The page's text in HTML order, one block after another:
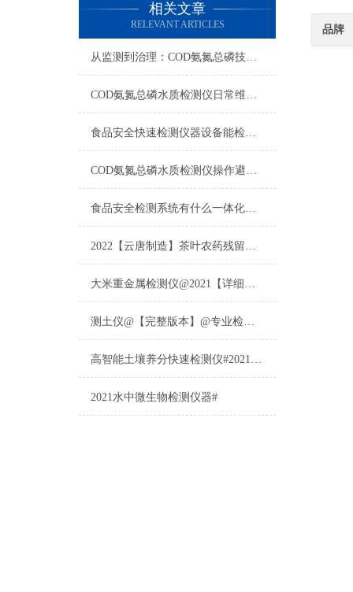
相关文章
RELEVANT ARTICLES
从监测到治理：COD氨氮总磷技术的双领域实战解析
COD氨氮总磷水质检测仪日常维护与试剂管理，降低故障率就靠这几招
食品安全快速检测仪器设备能检什么？一张表说清适用范围
COD氨氮总磷水质检测仪操作避坑指南：这几个步骤直接影响数据准确性
食品安全检测系统有什么一体化配置·2023仪器仪表推荐·山东云唐
2022【云唐制造】茶叶农药残留检测仪多少钱一台@山东云唐仪器仪表制造
大米重金属检测仪@2021【详细版本】@专业检测大米重金属仪器仪表
测土仪@【完整版本】@专业检测土壤的仪器仪表
高智能土壤养分快速检测仪#2021【土壤养分检测专用仪器仪表】
2021水中微生物检测仪器#
品牌